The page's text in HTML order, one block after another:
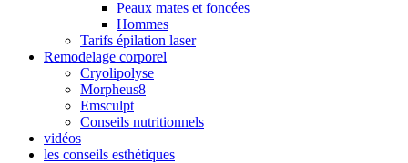
Peaux mates et foncées
Hommes
Tarifs épilation laser
Remodelage corporel
Cryolipolyse
Morpheus8
Emsculpt
Conseils nutritionnels
vidéos
les conseils esthétiques